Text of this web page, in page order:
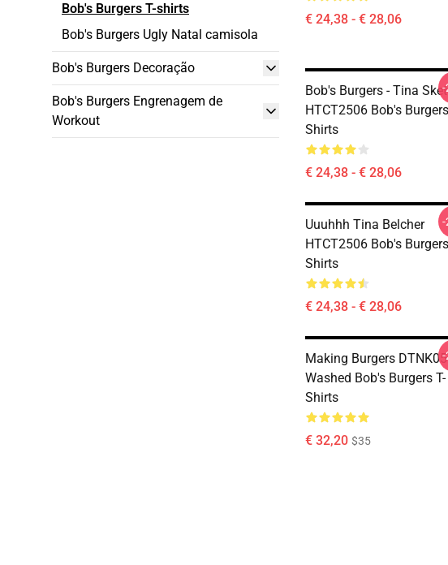
Bob's Burgers T-shirts
Bob's Burgers Ugly Natal camisola
Bob's Burgers Decoração
Bob's Burgers Engrenagem de
Workout
€ 24,38 - € 28,06
Bob's Burgers - Tina
HTCT2506 Bob's
Shirts
€ 24,38 - € 28,06
-
Uuuhhh Tina Belcher
HTCT2506 Bob's
Shirts
€ 24,38 - € 28,06
-
Making Burgers
Washed Bob's Burgers T-
Shirts
€ 32,20 $35
-